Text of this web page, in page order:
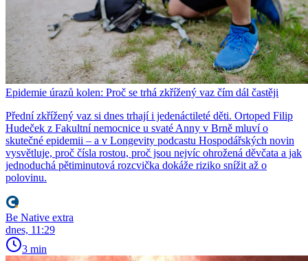
Epidemie úrazů kolen: Proč se trhá zkřížený vaz čím dál častěji
Přední zkřížený vaz si dnes trhají i jedenáctileté děti. Ortoped Filip
Hudeček z Fakultní nemocnice u svaté Anny v Brně mluví o
skutečné epidemii – a v Longevity podcastu Hospodářských novin
vysvětluje, proč čísla rostou, proč jsou nejvíc ohrožená děvčata a jak
jednoduchá pětiminutová rozcvička dokáže riziko snížit až o
polovinu.
Be Native extra
dnes, 11:29
3 min